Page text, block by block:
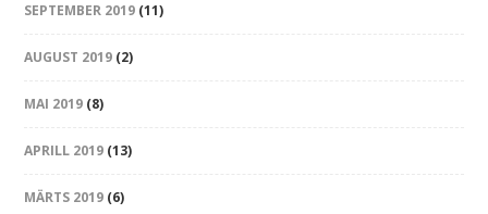
SEPTEMBER 2019 (11)
AUGUST 2019 (2)
MAI 2019 (8)
APRILL 2019 (13)
MÄRTS 2019 (6)